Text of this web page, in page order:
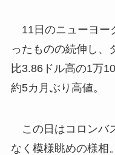
11日のニューヨー
ったものの続伸し、
比3.86ドル高の1万
約5カ月ぶり高値。
この日はコロンバ
なく模様眺めの様相